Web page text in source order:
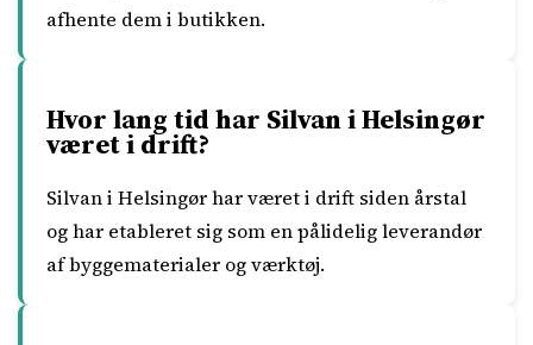
afhente dem i butikken.
Hvor lang tid har Silvan i Helsingør
været i drift?
Silvan i Helsingør har været i drift siden årstal
og har etableret sig som en pålidelig leverandør
af byggematerialer og værktøj.